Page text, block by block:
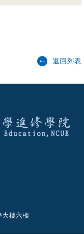
返回列表
樓六樓